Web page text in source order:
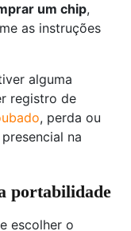
um chip,
as instruções
alguma
registro de
, perda ou
na
portabilidade
escolher o